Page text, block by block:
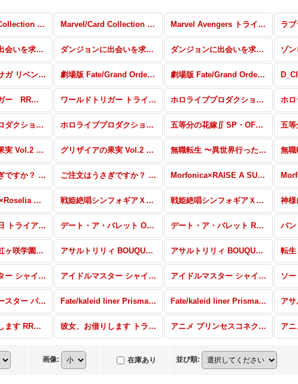
Marvel/Card Collection SP・RRR・SR Marvel/Card Collection RR・R・U・C・CR・CC Marvel Avengers トライアルデッキ+
ダンジョンに出会いを求めるのは間違っているだろうか SP・RRR・SR ダンジョンに出会いを求めるのは間違っているだろうか RR・R・U・C・CR・CC ダンジョンに出会いを求めるのは間違っているだろうか トライアルデッキ＋
ゾンビランドサガ リベンジ トライアルデッキ＋ 劇場版 Fate/Grand Order -神聖円卓領域キャメロット- SP・RRR・SR 劇場版 Fate/Grand Order -神聖円卓領域キャメロット- RR・R・U・C・CR・CC
ワールドトリガー RR・R・U・C・CR・CC ワールドトリガー トライアルデッキ＋ ホロライブプロダクション SSP・SP
ホロライブプロダクション トライアルデッキ＋ SP・RRR・SR ホロライブプロダクション トライアルデッキ＋ 五等分の花嫁∬ SP・OFR・RRR・SR・PR
グリザイアの果実 Vol.2 SP・OFR・RRR・SR・PR グリザイアの果実 Vol.2 RR・R・U・C・CR・CC 無職転生 〜異世界行ったら本気だす〜 SP・RRR・SR・PR
ご注文はうさぎですか？ BLOOM SSP・SP・OFR・RRR・SR・PR ご注文はうさぎですか？ BLOOM RR・R・U・C・CR・CC Morfonica×RAISE A SUILEN OFR・SP・パラレル
Poppin’Party×Roselia R・C 戦姫絶唱シンフォギアＸＶ SSP+・SP・ACS・RRR・SR・PR 戦姫絶唱シンフォギアＸＶ RR・R・U・C・CR・CC
神様になった日 トライアルデッキ+ デート・ア・バレット OFR・SP・パラレル デート・ア・バレット RR・R・U・C
ラブライブ！虹ヶ咲学園スクールアイドル同好会 feat.スクールアイドルフェスティバル ALL STARS RR・R・U・C・CR・CC アサルトリリィ BOUQUET SEC・SP・RRR・SR・PR アサルトリリィ BOUQUET RR・R・U・C・CR・CC
アイドルマスター シャイニーカラーズ SP・SSP・RRR・SR・WIR・PR アイドルマスター シャイニーカラーズ RR・R・U・C・CR・CC アイドルマスター シャイニーカラーズ 283プロ トライアルデッキ+
プレミアムブースター バンドリ！ ガールズバンドパーティ！ Fate/kaleid liner Prisma☆Illya プリズマ☆ファンタズム SP・OFR・パラレル Fate/kaleid liner Prisma☆Illya プリズマ☆ファンタズム AR・R・C
彼女、お借りします RR・R・U・C・CR・CC 彼女、お借りします トライアルデッキ+ アニメ プリンセスコネクト！Re:Dive SSP・SP・OFR・RRR・SR・PR
画像: 在庫あり 並び順: